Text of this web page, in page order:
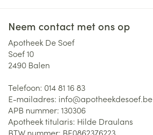
Neem contact met ons op
Apotheek De Soef
Soef 10
2490 Balen
Telefoon: 014 81 16 83
E-mailadres: info@apotheekdesoef.be
APB nummer: 130306
Apotheek titularis: Hilde Draulans
BTW nummer: BE0862376223